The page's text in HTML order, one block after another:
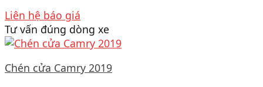
Liên hệ báo giá
Tư vấn đúng dòng xe
Chén cửa Camry 2019